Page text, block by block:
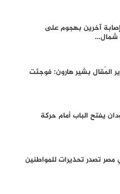
وإصابة آخرين بهجوم على
شمال…
المُقال بشير هارون: فوجئت
يفتح الباب أمام حركة
مصر تصدر تحذيرات للمواطنين